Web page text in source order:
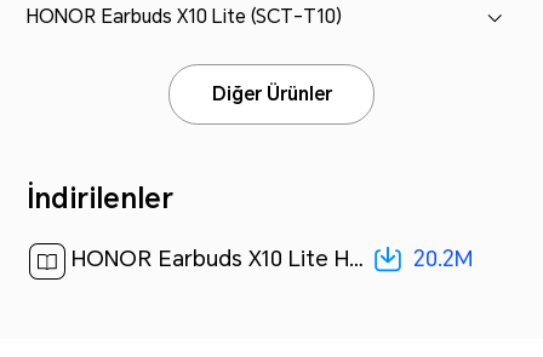
HONOR Earbuds X10 Lite (SCT-T10)
Diğer Ürünler
İndirilenler
HONOR Earbuds X10 Lite Hızlı Kullanım Kılavuzu-(SCT-T10,01,tr)[ 20.2M ] 20.2M